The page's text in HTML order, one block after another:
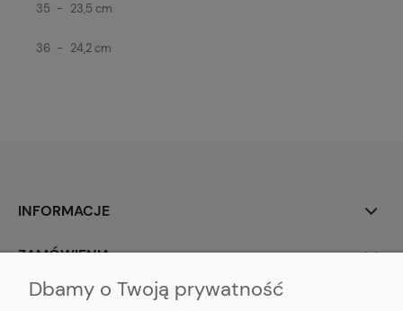
35 - 23,5 cm
36 - 24,2 cm
INFORMACJE
ZAMÓWIENIA
TWOJE KONTO
Dbamy o Twoją prywatność